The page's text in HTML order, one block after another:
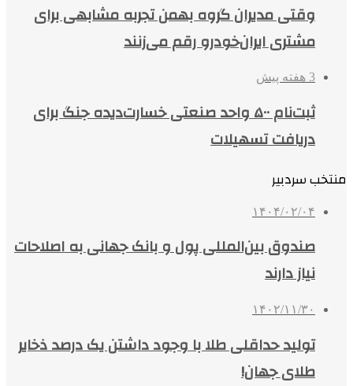
وقتی مدیران گروه بهمن تجربه مشابهی برای
مشتری ایران‌خودرو رقم می‌زنند
3 هفته پیش
ثبت‌نام ۵۰۰ واحد صنعتی خسارت‌دیده جنگ برای
دریافت تسهیلات
منتخب سردبیر
۱۴۰۴/۰۲/۰۴
صندوق بین‌المللی پول و بانک جهانی به اصلاحات
نیاز دارند
۱۴۰۲/۱۱/۳۰
تولید حداقلی طلا با وجود داشتن یک درصد ذخایر
طلای جهان!